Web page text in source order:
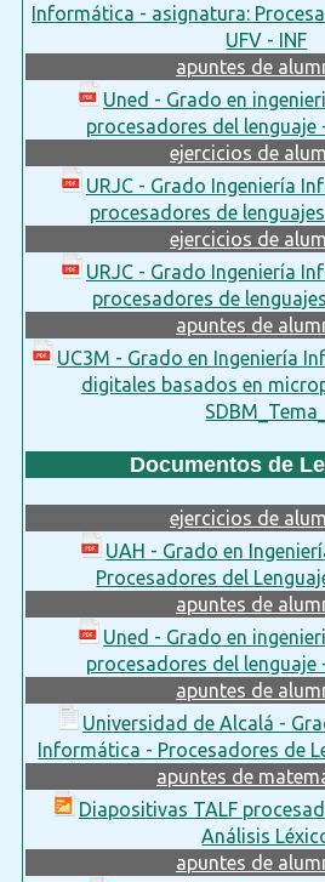
Informática - asignatura:
UFV - INF
apuntes de
Uned - Grado en
procesadores del lenguaje
ejercicios de
URJC - Grado Ingeniería
procesadores de
ejercicios de
URJC - Grado Ingeniería
procesadores de
apuntes de
UC3M - Grado en Ingeniería
digitales basados en
SDBM_Tema_
Documentos de
ejercicios de
UAH - Grado en
Procesadores del
apuntes de
Uned - Grado en
procesadores del lenguaje
apuntes de
Universidad de Alcalá -
Informática - Procesadores de
apuntes de
Diapositivas TALF
Análisis
apuntes de